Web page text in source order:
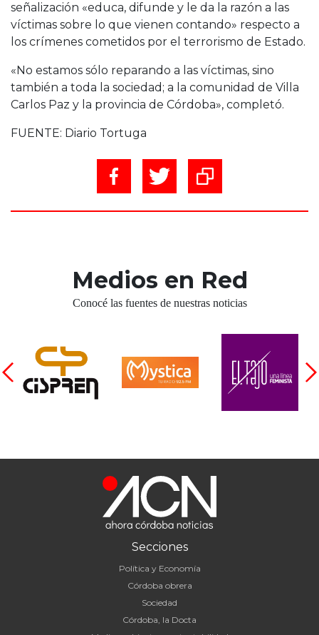
señalización «educa, difunde y le da la razón a las
víctimas sobre lo que vienen contando» respecto a
los crímenes cometidos por el terrorismo de Estado.
«No estamos sólo reparando a las víctimas, sino
también a toda la sociedad; a la comunidad de Villa
Carlos Paz y la provincia de Córdoba», completó.
FUENTE: Diario Tortuga
Medios en Red
Conocé las fuentes de nuestras noticias
Secciones
Política y Economía
Córdoba obrera
Sociedad
Córdoba, la Docta